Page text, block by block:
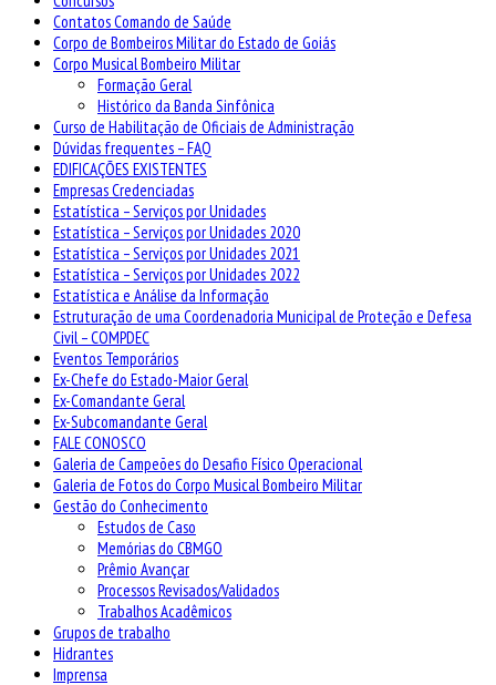
Contatos Comando de Saúde
Corpo de Bombeiros Militar do Estado de Goiás
Corpo Musical Bombeiro Militar
Formação Geral
Histórico da Banda Sinfônica
Curso de Habilitação de Oficiais de Administração
Dúvidas frequentes – FAQ
EDIFICAÇÕES EXISTENTES
Empresas Credenciadas
Estatística – Serviços por Unidades
Estatística – Serviços por Unidades 2020
Estatística – Serviços por Unidades 2021
Estatística – Serviços por Unidades 2022
Estatística e Análise da Informação
Estruturação de uma Coordenadoria Municipal de Proteção e Defesa
Civil – COMPDEC
Eventos Temporários
Ex-Chefe do Estado-Maior Geral
Ex-Comandante Geral
Ex-Subcomandante Geral
FALE CONOSCO
Galeria de Campeões do Desafio Físico Operacional
Galeria de Fotos do Corpo Musical Bombeiro Militar
Gestão do Conhecimento
Estudos de Caso
Memórias do CBMGO
Prêmio Avançar
Processos Revisados/Validados
Trabalhos Acadêmicos
Grupos de trabalho
Hidrantes
Imprensa